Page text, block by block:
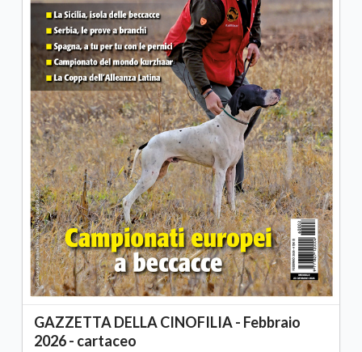
GAZZETTA DELLA CINOFILIA - Febbraio
2026 - cartaceo